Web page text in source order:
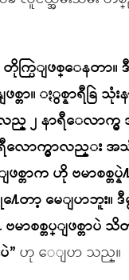
ပြဲျဖစ္ေနတာ။ ဒီ
စ္တာ။ ႏွစ္နာရီခြဲ
၂ နာရီေလာက္မွ
ေလာက္မွာလည္း
တာက ဟို ဗမာစစ္တ
လို႔ေတာ့ မေျပာဘူး
မာစစ္တပ္ျဖစ္တာပဲ
” ဟု ေျပာ သည္။